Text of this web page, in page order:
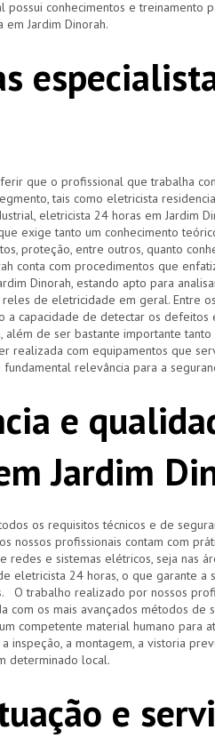
possui conhecimentos e treinamento
Jardim Dinorah.
que o profissional que trabalha
tais como eletricista
eletricista 24 horas em Jardim
exige tanto um conhecimento
proteção, entre outros, quanto
conta com procedimentos que
Dinorah, estando apto para
reles de eletricidade em geral. Entre
a capacidade de detectar os
além de ser bastante importante
realizada com equipamentos que
relevância para a
e
Jardim
os requisitos técnicos e de
nossos profissionais contam com
redes e sistemas elétricos, seja nas
eletricista 24 horas, o que garante a
O trabalho realizado por nossos
com os mais avançados métodos de
competente material humano para
inspeção, a montagem, a vistoria
determinado local.
e